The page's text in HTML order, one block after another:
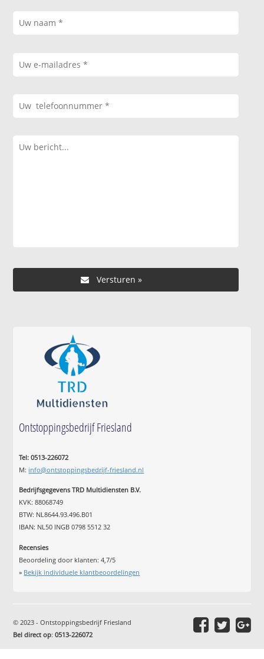
Ontstoppingsbedrijf Friesland
Tel: 0513-226072
M: info@ontstoppingsbedrijf-friesland.nl
Bedrijfsgegevens TRD Multidiensten B.V.
KVK: 88068749
BTW: NL8644.93.496.B01
IBAN: NL50 INGB 0798 5512 32
Recensies
Beoordeling door klanten:4,7/5
» Bekijk individuele klantbeoordelingen
© 2023 - Ontstoppingsbedrijf Friesland
Bel direct op:0513-226072